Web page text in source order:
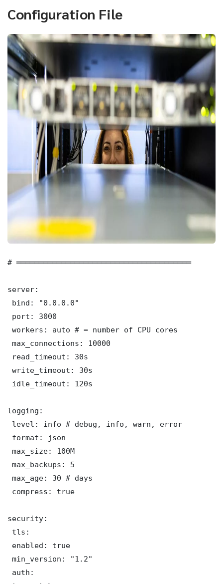
Configuration File
# ═══════════════════════════════════════
server:
bind: "0.0.0.0"
port: 3000
workers: auto # = number of CPU cores
max_connections: 10000
read_timeout: 30s
write_timeout: 30s
idle_timeout: 120s
logging:
level: info # debug, info, warn, error
format: json
max_size: 100M
max_backups: 5
max_age: 30 # days
compress: true
security:
tls:
enabled: true
min_version: "1.2"
auth: